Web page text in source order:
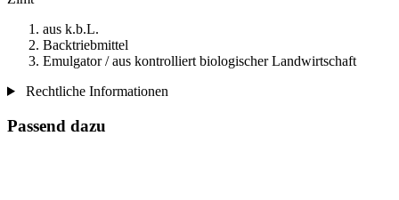
aus k.b.L.
Backtriebmittel
Emulgator / aus kontrolliert biologischer Landwirtschaft
Rechtliche Informationen
Passend dazu